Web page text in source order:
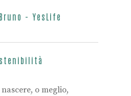
- YesLife
o meglio,